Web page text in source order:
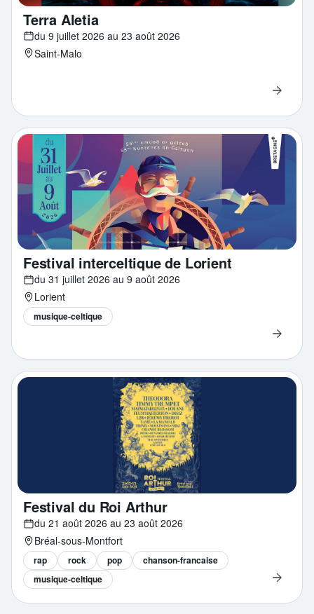
Terra Aletia
du 9 juillet 2026 au 23 août 2026
Saint-Malo
Festival interceltique de Lorient
du 31 juillet 2026 au 9 août 2026
Lorient
musique-celtique
Festival du Roi Arthur
du 21 août 2026 au 23 août 2026
Bréal-sous-Montfort
rap rock pop
chanson-francaise
musique-celtique